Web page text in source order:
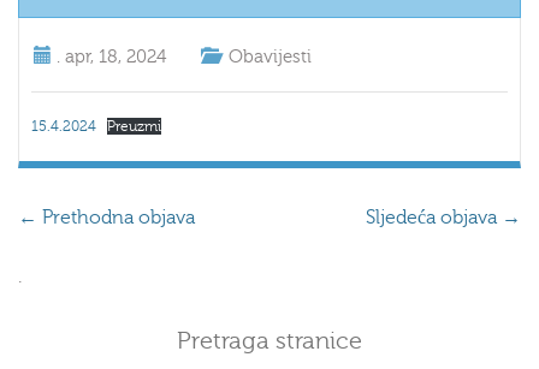
. apr, 18, 2024 Obavijesti
15.4.2024 Preuzmi
← Prethodna objava Sljedeća objava →
.
Pretraga stranice